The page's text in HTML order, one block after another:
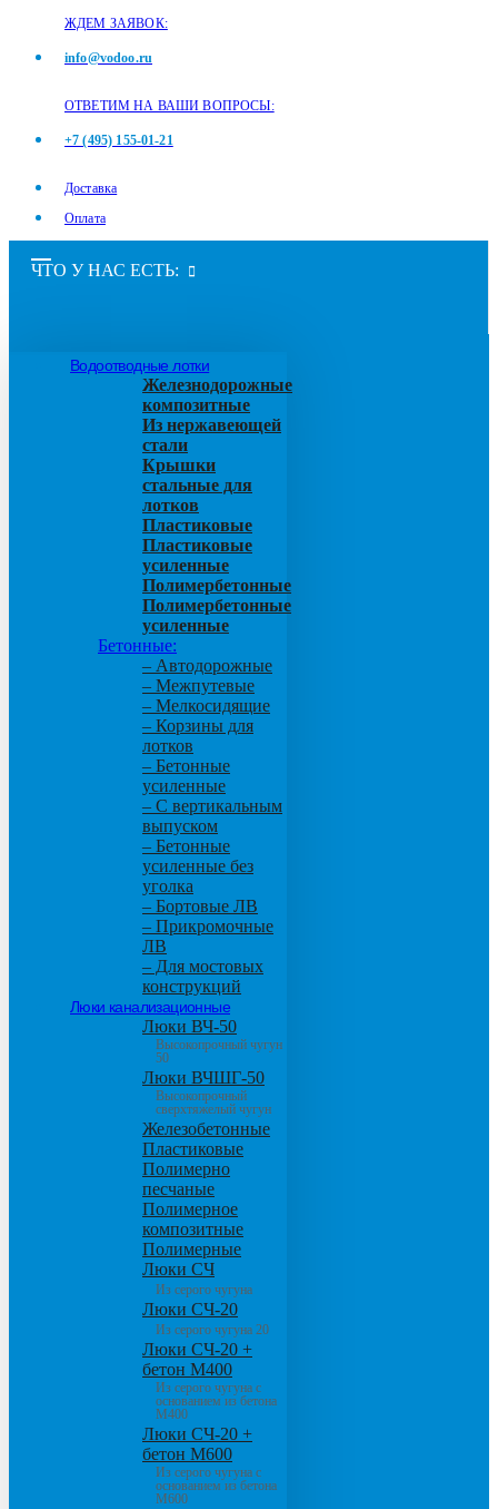
ЖДЕМ ЗАЯВОК:
info@vodoo.ru
ОТВЕТИМ НА ВАШИ ВОПРОСЫ:
+7 (495) 155-01-21
Доставка
Оплата
ЧТО У НАС ЕСТЬ:
Водоотводные лотки
Железнодорожные
композитные
Из нержавеющей
стали
Крышки
стальные для
лотков
Пластиковые
Пластиковые
усиленные
Полимербетонные
Полимербетонные
усиленные
Бетонные:
– Автодорожные
– Межпутевые
– Мелкосидящие
– Корзины для
лотков
– Бетонные
усиленные
– С вертикальным
выпуском
– Бетонные
усиленные без
уголка
– Бортовые ЛВ
– Прикромочные
ЛВ
– Для мостовых
конструкций
Люки канализационные
Люки ВЧ-50
Высокопрочный чугун
50
Люки ВЧШГ-50
Высокопрочный
сверхтяжелый чугун
Железобетонные
Пластиковые
Полимерно
песчаные
Полимерное
композитные
Полимерные
Люки СЧ
Из серого чугуна
Люки СЧ-20
Из серого чугуна 20
Люки СЧ-20 +
бетон М400
Из серого чугуна с
основанием из бетона
М400
Люки СЧ-20 +
бетон М600
Из серого чугуна с
основанием из бетона
М600